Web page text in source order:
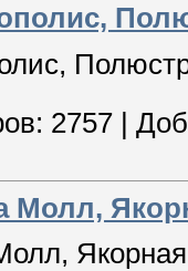
2757
Молл,